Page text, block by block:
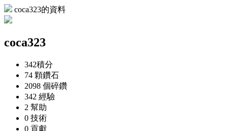
coca323的資料
coca323
342積分
74 顆鑽石
2098 個碎鑽
342 經驗
2 幫助
0 技術
0 貢獻